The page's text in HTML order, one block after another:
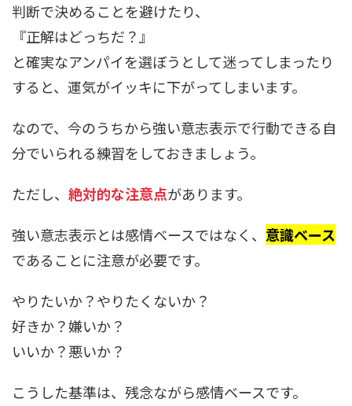
判断で決めることを避けたり、
『正解はどっちだ？』
と確実なアンパイを選ぼうとして迷ってしまったり
すると、運気がイッキに下がってしまいます。
なので、今のうちから強い意志表示で行動できる自
分でいられる練習をしておきましょう。
ただし、 絶対的な注意点があります。
強い意志表示とは感情ベースではなく、 意識ベース
であることに注意が必要です。
やりたいか？やりたくないか？
好きか？嫌いか？
いいか？悪いか？
こうした基準は、残念ながら感情ベースです。